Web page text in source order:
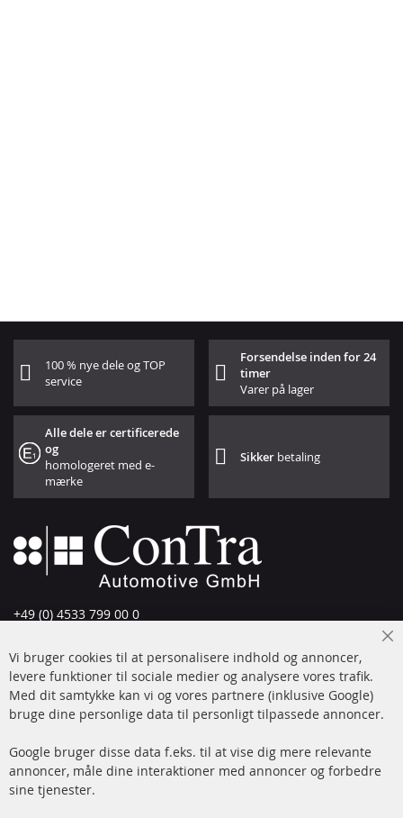
100 % nye dele og TOP
service
Forsendelse inden for 24
timer
Varer på lager
Alle dele er certificerede
og
homologeret med e-
mærke
Sikker betaling
+49 (0) 4533 799 00 0
info@contra-automotive.de
www.contra-automotive.de
Facebook
Instagram
Hurtige links
Dieselpartikelfilter (DPF)
Kundeservice
Betalingsmetoder
Vi bruger cookies til at personalisere indhold og annoncer,
levere funktioner til sociale medier og analysere vores trafik.
Med dit samtykke kan vi og vores partnere (inklusive Google)
bruge dine personlige data til personligt tilpassede annoncer.
Google bruger disse data f.eks. til at vise dig mere relevante
annoncer, måle dine interaktioner med annoncer og forbedre
sine tjenester.